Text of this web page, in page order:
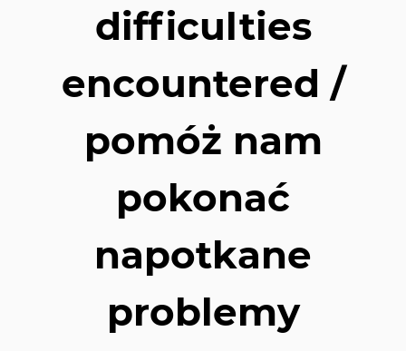
difficulties
encountered /
pomóż nam
pokonać
napotkane
problemy